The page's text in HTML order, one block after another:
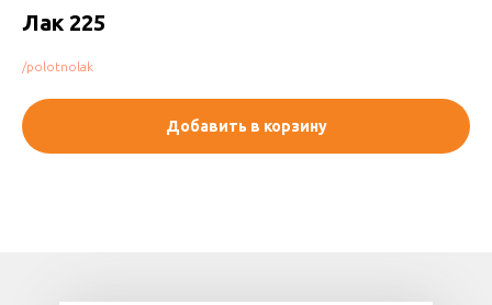
Лак 225
/polotnolak
Добавить в корзину